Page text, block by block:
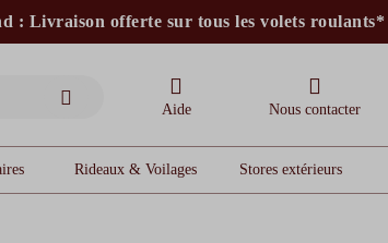
: Livraison offerte sur tous les volets roulants*
intérieurs et volets motorisés*stores bannes standards
moustiquaires
Aide Nous contacter
Rideaux & Voilages Stores extérieurs